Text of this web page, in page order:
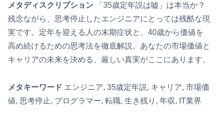
メタディスクリプション 「35歳定年説は嘘」は本当か？
残念ながら、思考停止したエンジニアにとっては残酷な現
実です。定年を迎える人の末期症状と、40歳から価値を
高め続けるための思考法を徹底解説。あなたの市場価値と
キャリアの未来を決める、厳しい真実がここにあります。
メタキーワード エンジニア, 35歳定年説, キャリア, 市場価
値, 思考停止, プログラマー, 転職, 生き残り, 年収, IT業界